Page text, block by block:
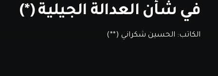
في شأن العدالة الجيلية (*)
الكاتب: الحسين شكراني (**)